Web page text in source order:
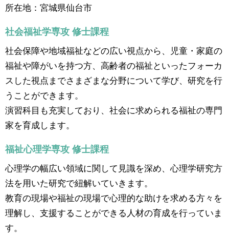
所在地：宮城県仙台市
社会福祉学専攻 修士課程
社会保障や地域福祉などの広い視点から、児童・家庭の
福祉や障がいを持つ方、高齢者の福祉といったフォーカ
スした視点までさまざまな分野について学び、研究を行
うことができます。
演習科目も充実しており、社会に求められる福祉の専門
家を育成します。
福祉心理学専攻 修士課程
心理学の幅広い領域に関して見識を深め、心理学研究方
法を用いた研究で紐解いていきます。
教育の現場や福祉の現場で心理的な助けを求める方々を
理解し、支援することができる人材の育成を行っていま
す。